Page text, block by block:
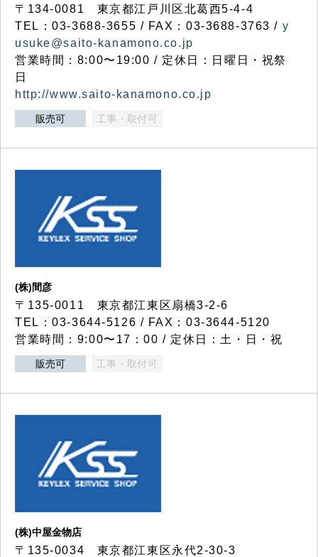
〒134-0081 東京都江戸川区北葛西5-4-4
TEL：03-3688-3655 / FAX：03-3688-3763 / y
usuke@saito-kanamono.co.jp
営業時間：8:00〜19:00 / 定休日：日曜日・祝祭
日
http://www.saito-kanamono.co.jp
販売可 工事・取付可
(株)間彦
〒135-0011 東京都江東区扇橋3-2-6
TEL：03-3644-5126 / FAX：03-3644-5120
営業時間：9:00〜17：00 / 定休日：土・日・祝
販売可 工事・取付可
(株)中屋金物店
〒135-0034 東京都江東区永代2-30-3